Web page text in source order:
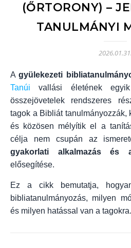
(ŐRTORONY) –
TANULMÁNYI
2026.01.31.
Agyülekezeti
Tanúi vallási életének
összejövetelek rendszeres
tagok a Bibliát tanulmányozzák,
és közösen mélyítik el a
célja nem csupán az
gyakorlati alkalmazás és
elősegítése.
Ez a cikk bemutatja,
bibliatanulmányozás, milyen
és milyen hatással van a tagokra.